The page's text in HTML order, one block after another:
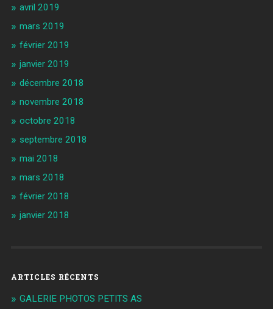
avril 2019
mars 2019
février 2019
janvier 2019
décembre 2018
novembre 2018
octobre 2018
septembre 2018
mai 2018
mars 2018
février 2018
janvier 2018
ARTICLES RÉCENTS
GALERIE PHOTOS PETITS AS